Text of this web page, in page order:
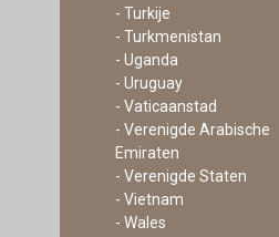
- Turkije
- Turkmenistan
- Uganda
- Uruguay
- Vaticaanstad
- Verenigde Arabische
Emiraten
- Verenigde Staten
- Vietnam
- Wales